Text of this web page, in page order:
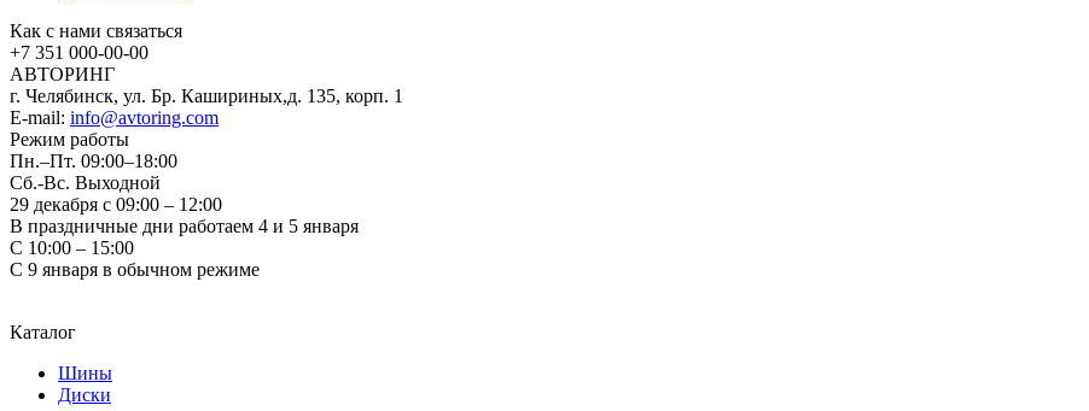
Как с нами связаться
+7 351 000-00-00
АВТОРИНГ
г. Челябинск, ул. Бр. Кашириных,д. 135, корп. 1
E-mail: info@avtoring.com
Режим работы
Пн.–Пт. 09:00–18:00
Сб.-Вс. Выходной
29 декабря с 09:00 – 12:00
В праздничные дни работаем 4 и 5 января
С 10:00 – 15:00
С 9 января в обычном режиме
Каталог
Шины
Диски